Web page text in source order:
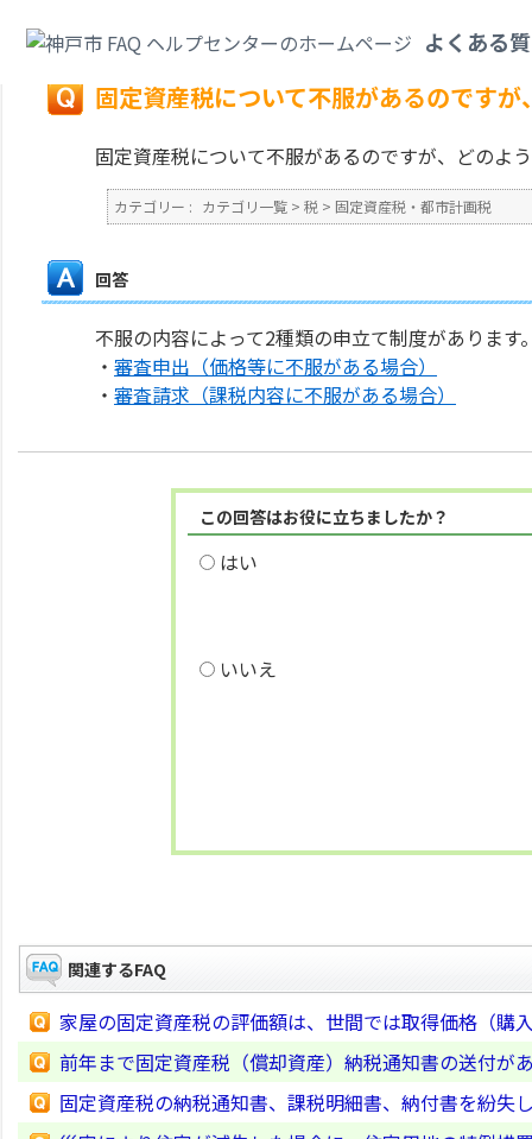
よくある
戻る
固定資産税について不服があるのです
固定資産税について不服があるのですが、どのよ
カテゴリー : カテゴリ一覧 > 税 > 固定資産税・都市計画税
回答
不服の内容によって2種類の申立て制度がありま
・ 審査申出（価格等に不服がある場合）
・ 審査請求（課税内容に不服がある場合）
この回答はお役に立ちましたか？
はい
いいえ
関連するFAQ
家屋の固定資産税の評価額は、世間では取得価格（購
前年まで固定資産税（償却資産）納税通知書の送付が
固定資産税の納税通知書、課税明細書、納付書を紛失